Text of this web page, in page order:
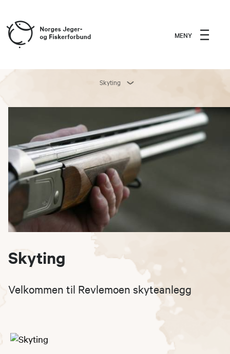
MENY
Skyting
Skyting
Velkommen til Revlemoen skyteanlegg